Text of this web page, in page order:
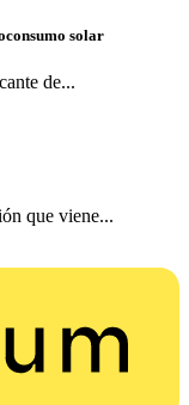
solar
de...
que viene...